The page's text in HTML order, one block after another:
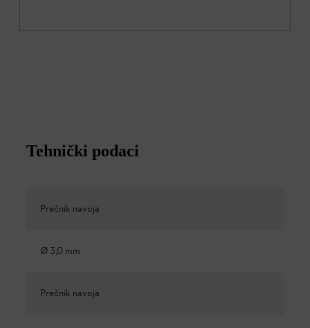
Tehnički podaci
Prečnik navoja
Ø 3,0 mm
Prečnik navoja